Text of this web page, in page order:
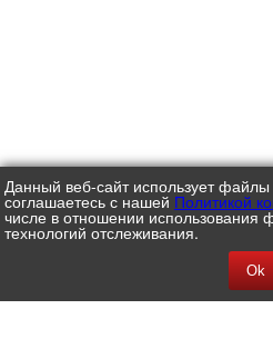
Данный веб-сайт использует
соглашаетесь с нашей Политикой
числе в отношении использования
технологий отслеживания.
Ok